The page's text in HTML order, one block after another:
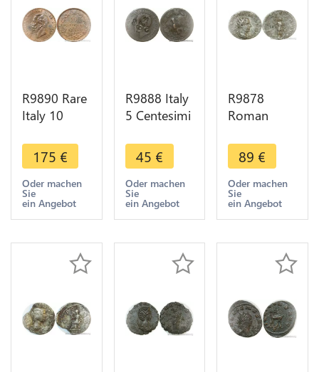
R9890 Rare
Italy 10
Victtorio
Emmanuel
II 1867 H
Birmingham
AU ->Offer
175 €
Oder machen
Sie
ein Angebot
R9888 Italy
5 Centesimi
Emanuele II
1861 N
Napoli
Countermarked
419 23
45 €
Oder machen
Sie
ein Angebot
R9878
Roman
Antoninien
Trebonien
Galle 255
Vitvs Avgg
-> Make
89 €
Oder machen
Sie
ein Angebot